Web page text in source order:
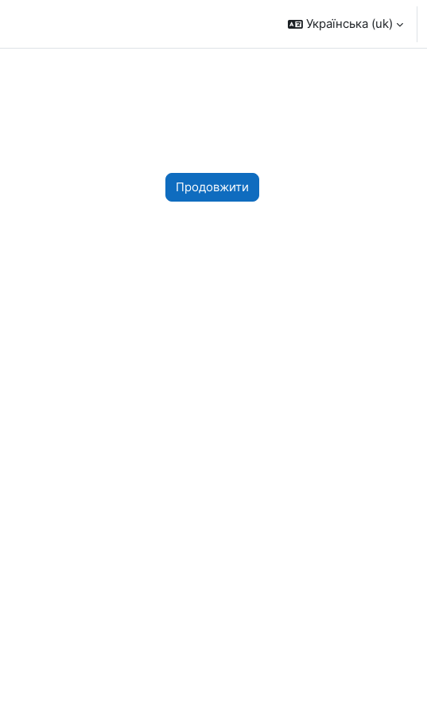
Українська ‎(uk)‎
Продовжити